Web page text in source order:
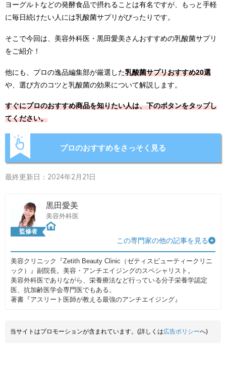
ヨーグルトなどの発酵食品で摂れることは有名ですが、もっと手軽
に毎日続けたい人には乳酸菌サプリがぴったりです。
そこで今回は、美容外科医・黒田愛美さんおすすめの乳酸菌サプリ
をご紹介！
他にも、プロの逸品編集部が厳選した乳酸菌サプリおすすめ20選
や、選び方のコツと乳酸菌の効果について解説します。
すぐにプロのおすすめ商品を知りたい人は、下のボタンをタップし
てください。
プロのおすすめをさっそく見る
最終更新日：2024年2月21日
監修者
黒田愛美
美容外科医
この専門家の他の記事を見る
美容クリニック『Zetith Beauty Clinic（ゼティスビューティークリニ
ック）』副院長。美容・アンチエイジングのスペシャリスト。
美容外科医でありながら、栄養療法など行っている分子栄養学認定
医、抗加齢医学会専門医でもある。
著書『アスリート医師が教える最強のアンチエイジング』
当サイトはプロモーションが含まれています。(詳しくは広告ポリシーへ)